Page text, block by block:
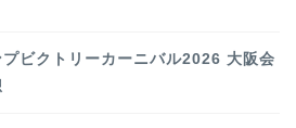
プビクトリーカーニバル2026 大阪会